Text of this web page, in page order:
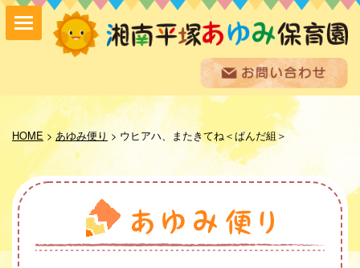
HOME> あゆみ便り > ウヒアハ、またきてね＜ぱんだ組＞
保育方針
園の紹介
保育内容
入園案内
採用情報
お問い合わせ
あゆみ便り